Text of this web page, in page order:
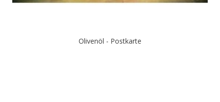
Olivenöl - Postkarte